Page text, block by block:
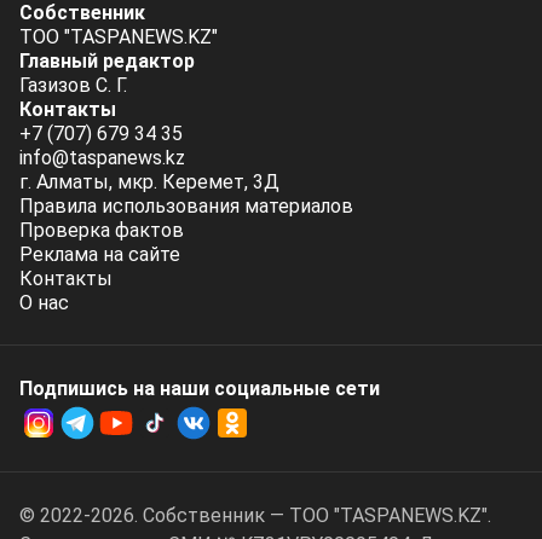
Собственник
ТОО "TASPANEWS.KZ"
Главный редактор
Газизов С. Г.
Контакты
+7 (707) 679 34 35
info@taspanews.kz
г. Алматы, мкр. Керемет, 3Д
Правила использования материалов
Проверка фактов
Реклама на сайте
Контакты
О нас
Подпишись на наши социальные cети
© 2022-2026. Собственник — ТОО "TASPANEWS.KZ".